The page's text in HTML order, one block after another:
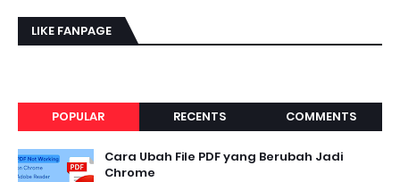
LIKE FANPAGE
POPULAR RECENTS COMMENTS
Cara Ubah File PDF yang Berubah Jadi
Chrome